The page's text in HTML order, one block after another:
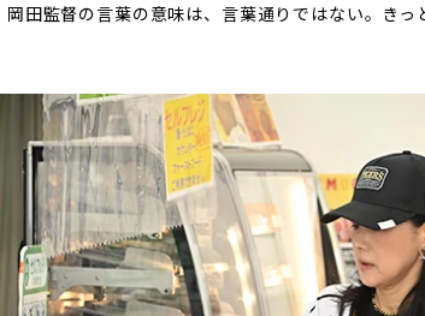
岡田監督の言葉の意味は、言葉通りではない。きっ